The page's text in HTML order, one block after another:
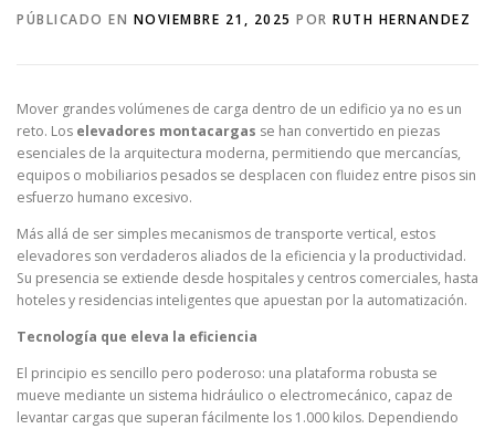
ACERCA DE NOSOTROS
PÚBLICADO EN NOVIEMBRE 21, 2025 POR RUTH HERNANDEZ
Mover grandes volúmenes de carga dentro de un edificio ya no es un
reto. Los elevadores montacargas se han convertido en piezas
esenciales de la arquitectura moderna, permitiendo que mercancías,
equipos o mobiliarios pesados se desplacen con fluidez entre pisos sin
esfuerzo humano excesivo.
Más allá de ser simples mecanismos de transporte vertical, estos
elevadores son verdaderos aliados de la eficiencia y la productividad.
Su presencia se extiende desde hospitales y centros comerciales, hasta
hoteles y residencias inteligentes que apuestan por la automatización.
Tecnología que eleva la eficiencia
El principio es sencillo pero poderoso: una plataforma robusta se
mueve mediante un sistema hidráulico o electromecánico, capaz de
levantar cargas que superan fácilmente los 1.000 kilos. Dependiendo